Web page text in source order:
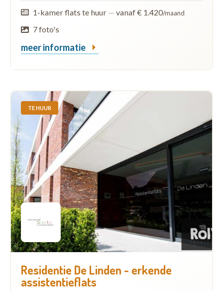
1-kamer flats te huur — vanaf € 1.420/maand
7 foto's
meer informatie
TE HUUR
Residentie De Linden - erkende
assistentieflats